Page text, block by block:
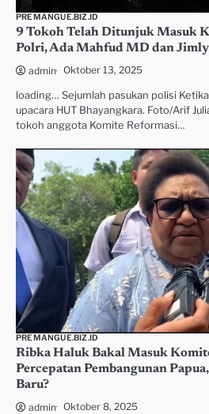
PREMANGUE.BIZ.ID
9 Tokoh Telah Ditunjuk Masuk
Polri, Ada Mahfud MD dan
admin Oktober 13, 2025
loading… Sejumlah pasukan polisi
upacara HUT Bhayangkara. Foto/Arif
tokoh anggota Komite Reformasi…
PREMANGUE.BIZ.ID
Ribka Haluk Bakal Masuk
Percepatan Pembangunan
Baru?
admin Oktober 8, 2025